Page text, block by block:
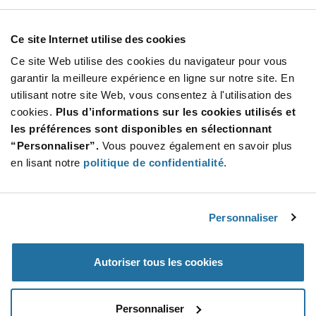
Ce site Internet utilise des cookies
Ce site Web utilise des cookies du navigateur pour vous
garantir la meilleure expérience en ligne sur notre site. En
utilisant notre site Web, vous consentez à l'utilisation des
cookies. Plus d’informations sur les cookies utilisés et
les préférences sont disponibles en sélectionnant
“Personnaliser”. Vous pouvez également en savoir plus
en lisant notre politique de confidentialité.
Personnaliser
Autoriser tous les cookies
Personnaliser
À partir de : $4.95 (USD)
PIC PIC 24F Microcontroller IC 16-Bit 32MHz
Min : 238
Mult. de : 119
Quantité
More
Info
Increase
Button
Decrease
CY8C4247LTI-L445
ARM Cortex-M0 PSOC 4 CY8C42xx-L
Microcontroller IC 32-Bit Single-Core 48MHz 1
Mult. de : 520
Info
Increase
Button
Decrease